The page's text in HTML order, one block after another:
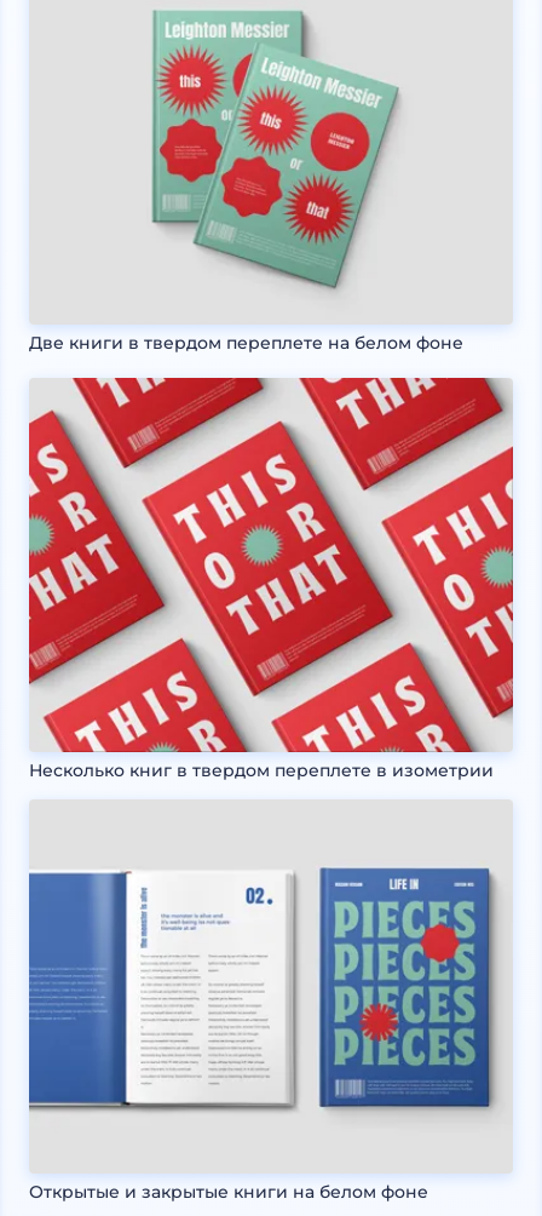
Две книги в твердом переплете на белом фоне
Несколько книг в твердом переплете в изометрии
Открытые и закрытые книги на белом фоне